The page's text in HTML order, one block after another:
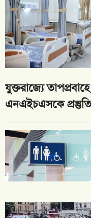
যুক্তরাজ্যে তাপপ্রবাহে ২,৮৭৭
এনএইচএসকে প্রস্তুতির